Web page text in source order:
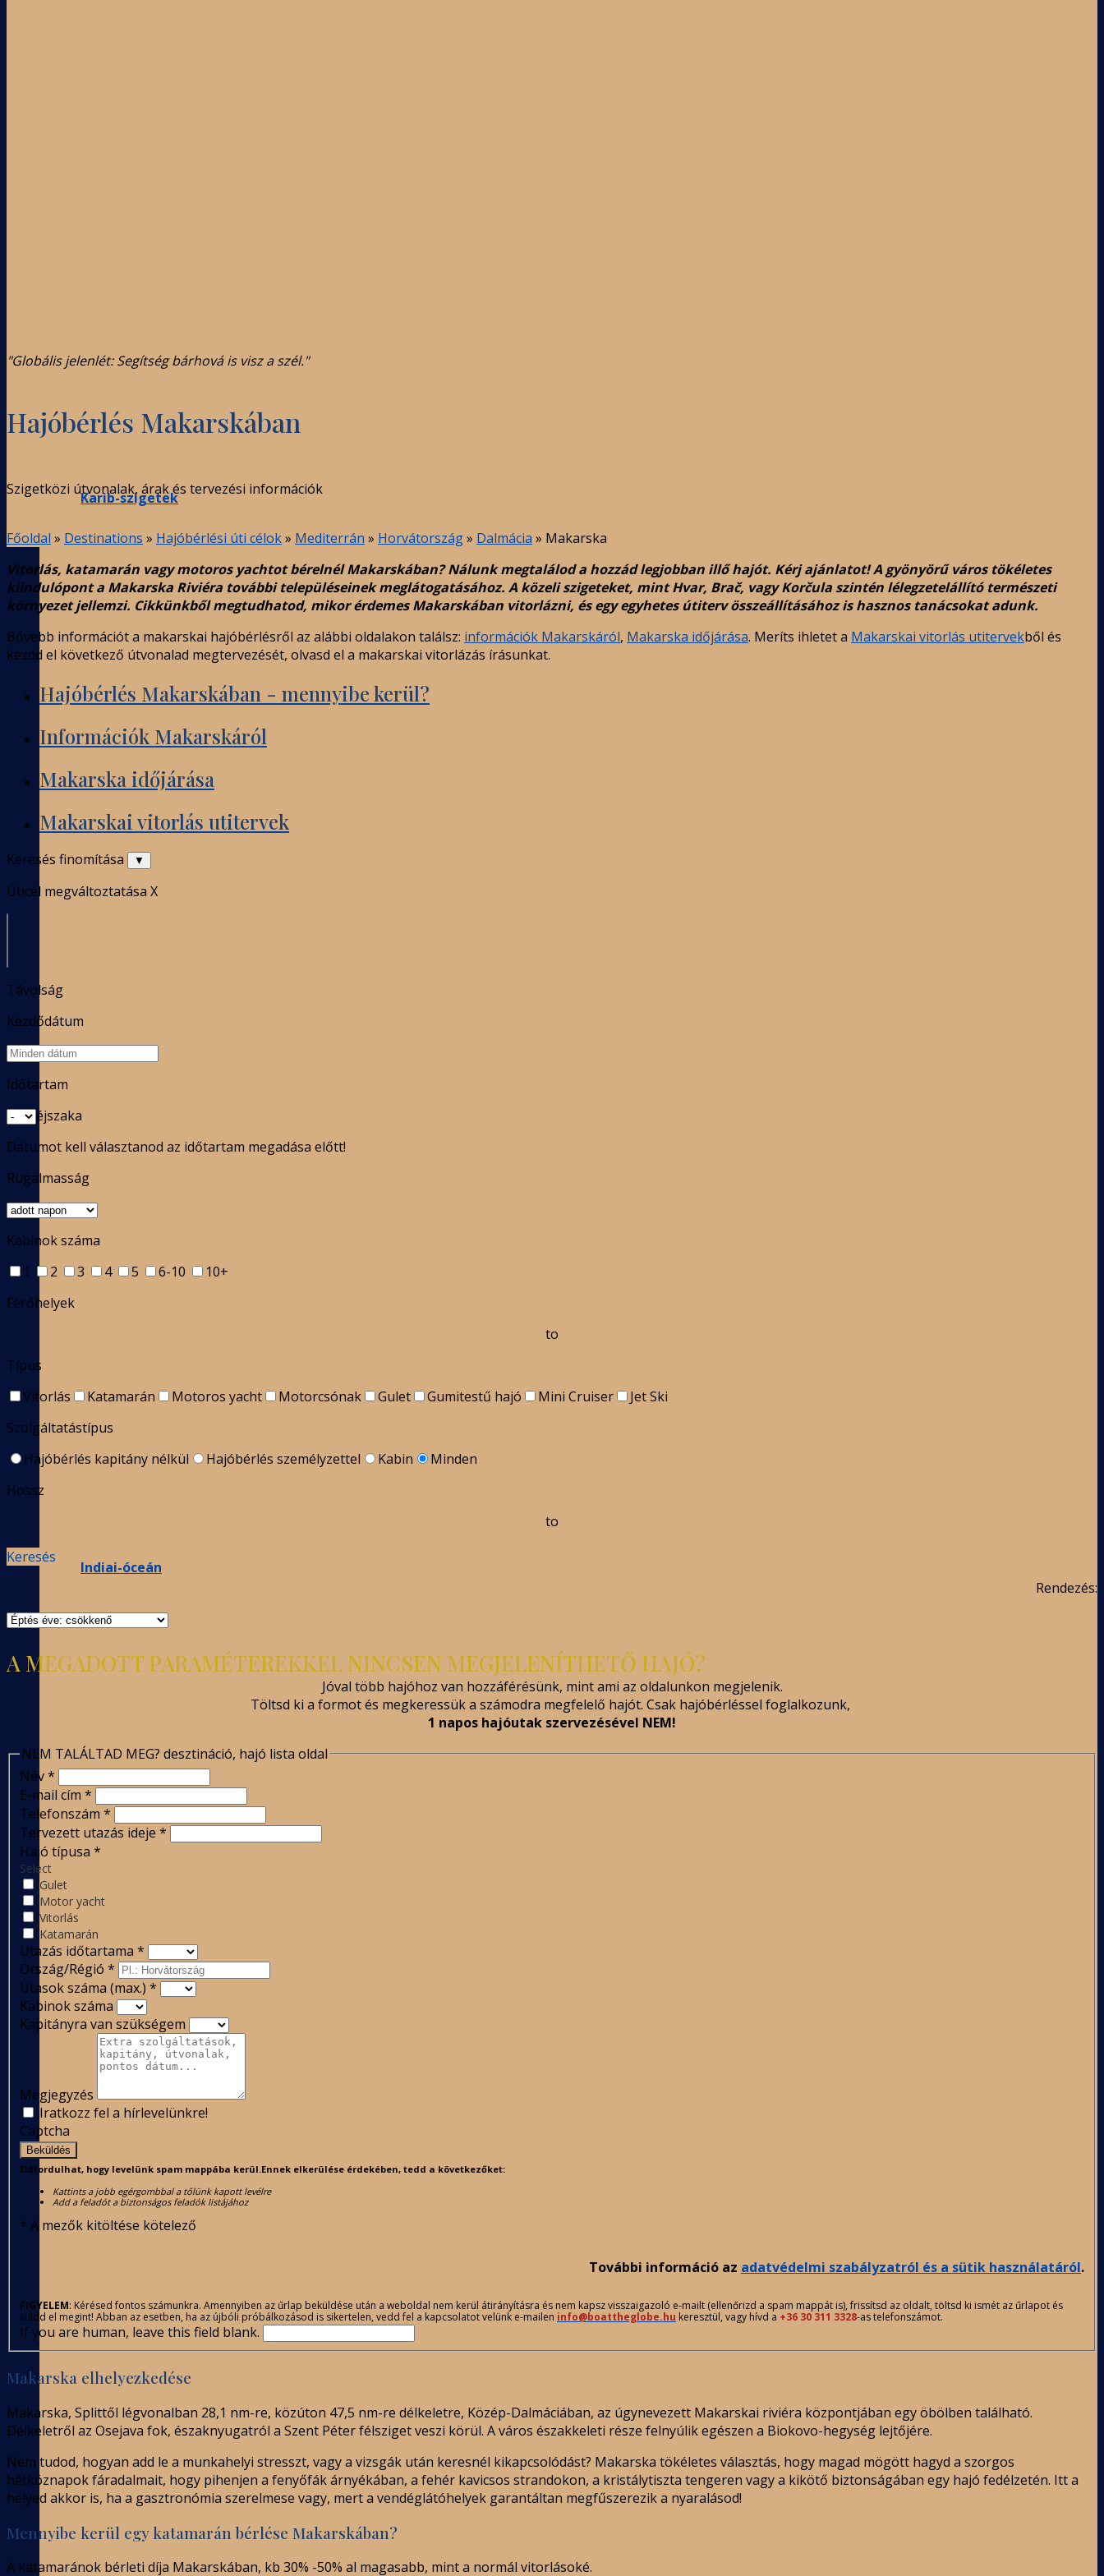
Karib-szigetek
Indiai-óceán
"Globális jelenlét: Segítség bárhová is visz a szél."
Hajóbérlés Makarskában
Szigetközi útvonalak, árak és tervezési információk
Főoldal » Destinations » Hajóbérlési úti célok» Mediterrán » Horvátország» Dalmácia » Makarska
Vitorlás, katamarán vagy motoros yachtot bérelnél Makarskában? Nálunk megtalálod a hozzád legjobban illő hajót. Kérj ajánlatot! A gyönyörű város tökéletes
kiindulópont a Makarska Riviéra további településeinek meglátogatásához. A közeli szigeteket, mint Hvar, Brač, vagy Korčula szintén lélegzetelállító természeti
környezet jellemzi. Cikkünkből megtudhatod, mikor érdemes Makarskában vitorlázni, és egy egyhetes útiterv összeállításához is hasznos tanácsokat adunk.
Bővebb információt a makarskai hajóbérlésről az alábbi oldalakon találsz: információk Makarskáról, Makarska időjárása. Meríts ihletet a Makarskai vitorlás utitervekből és
kezdd el következő útvonalad megtervezését, olvasd el a makarskai vitorlázás írásunkat.
Hajóbérlés Makarskában - mennyibe kerül?
Információk Makarskáról
Makarska időjárása
Makarskai vitorlás utitervek
Keresés finomítása ▼
Úticél megváltoztatása X
Távolság
Kezdődátum
Időtartam
éjszaka
Dátumot kell választanod az időtartam megadása előtt!
Rugalmasság
Kabinok száma
1
2 3 4 5 6-10
10+
Férőhelyek
to
Típus
Vitorlás
Katamarán Motoros yacht Motorcsónak Gulet Gumitestű hajó Mini Cruiser
Jet Ski
Szolgáltatástípus
Hajóbérlés kapitány nélkül
Hajóbérlés személyzettel Kabin
Minden
Hossz
to
Keresés
Rendezés:
A MEGADOTT PARAMÉTEREKKEL NINCSEN MEGJELENÍTHETŐ HAJÓ?
Jóval több hajóhoz van hozzáférésünk, mint ami az oldalunkon megjelenik.
Töltsd ki a formot és megkeressük a számodra megfelelő hajót. Csak hajóbérléssel foglalkozunk,
1 napos hajóutak szervezésével NEM!
NEM TALÁLTAD MEG? desztináció, hajó lista oldal
Név*
E-mail cím *
Telefonszám *
Tervezett utazás ideje *
Hajó típusa *
Select
Gulet
Motor yacht
Vitorlás
Katamarán
Utazás időtartama *
Ország/Régió *
Utasok száma (max.) *
Kabinok száma
Kapitányra van szükségem
Megjegyzés
Iratkozz fel a hírlevelünkre!
Captcha
Beküldés
Előfordulhat, hogy levelünk spam mappába kerül.Ennek elkerülése érdekében, tedd a következőket:
Kattints a jobb egérgombbal a tőlünk kapott levélre
Add a feladót a biztonságos feladók listájához
* A mezők kitöltése kötelező
További információ az adatvédelmi szabályzatról és a sütik használatáról.
FIGYELEM: Kérésed fontos számunkra. Amennyiben az űrlap beküldése után a weboldal nem kerül átirányításra és nem kapsz visszaigazoló e-mailt (ellenőrizd a spam mappát is), frissítsd az oldalt, töltsd ki ismét az űrlapot és
küldd el megint! Abban az esetben, ha az újbóli próbálkozásod is sikertelen, vedd fel a kapcsolatot velünk e-mailen info@boattheglobe.hu keresztül, vagy hívd a +36 30 311 3328-as telefonszámot.
If you are human, leave this field blank.
Makarska elhelyezkedése
Makarska, Splittől légvonalban 28,1 nm-re, közúton 47,5 nm-re délkeletre, Közép-Dalmáciában, az úgynevezett Makarskai riviéra központjában egy öbölben található.
Délkeletről az Osejava fok, északnyugatról a Szent Péter félsziget veszi körül. A város északkeleti része felnyúlik egészen a Biokovo-hegység lejtőjére.
Nem tudod, hogyan add le a munkahelyi stresszt, vagy a vizsgák után keresnél kikapcsolódást? Makarska tökéletes választás, hogy magad mögött hagyd a szorgos
hétköznapok fáradalmait, hogy pihenjen a fenyőfák árnyékában, a fehér kavicsos strandokon, a kristálytiszta tengeren vagy a kikötő biztonságában egy hajó fedélzetén. Itt a
helyed akkor is, ha a gasztronómia szerelmese vagy, mert a vendéglátóhelyek garantáltan megfűszerezik a nyaralásod!
Mennyibe kerül egy katamarán bérlése Makarskában?
A katamaránok bérleti díja Makarskában, kb 30% -50% al magasabb, mint a normál vitorlásoké.